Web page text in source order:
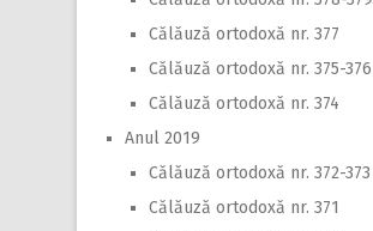
Călăuză ortodoxă nr. 377
Călăuză ortodoxă nr. 375-376
Călăuză ortodoxă nr. 374
Anul 2019
Călăuză ortodoxă nr. 372-373
Călăuză ortodoxă nr. 371